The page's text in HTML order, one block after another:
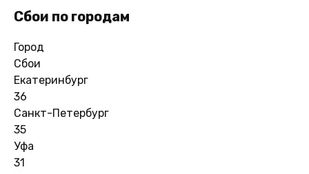
Сбои по городам
Город
Сбои
Екатеринбург
36
Санкт-Петербург
35
Уфа
31